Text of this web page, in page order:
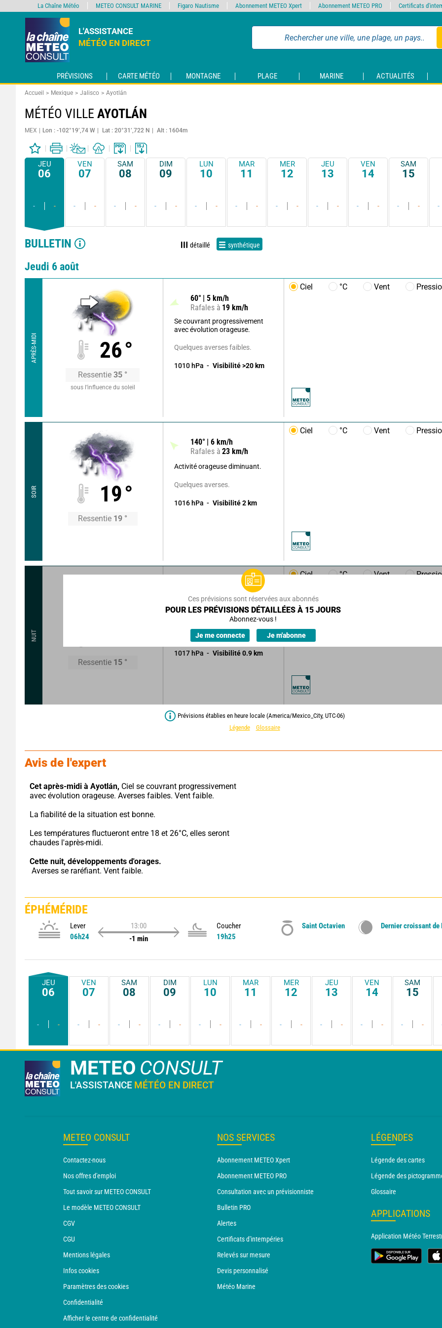
L'ASSISTANCE
MÉTÉO EN DIRECT
PRÉVISIONS CARTE MÉTÉO MONTAGNE PLAGE MARINE ACTUALITÉS
Accueil Mexique Jalisco Ayotlán
MÉTÉO VILLE AYOTLÁN
MEX Lon : -102°19’,74 W Lat : 20°31’,722 N Alt : 1604m
JEU
06
- -
VEN
07
- -
SAM
08
- -
DIM
09
- -
LUN
10
- -
MAR
11
- -
MER
12
- -
JEU
13
- -
VEN
14
- -
SAM
15
- - -
BULLETIN détaillé synthétique
Jeudi 6 août
APRÈS-MIDI 26°
Ressentie 35 °
sous l’influence du soleil
60° 5 km/h
Rafales à 19 km/h
Se couvrant progressivement
avec évolution orageuse.
Quelques averses faibles.
1010 hPa Visibilité >20 km
Ciel °C Vent
SOIR 19°
Ressentie 19 °
140° 6 km/h
Rafales à 23 km/h
Activité orageuse diminuant.
Quelques averses.
1016 hPa Visibilité 2 km
Ciel °C Vent
NUIT
Ressentie 15 °
Rafales à7 km/h
Brouillard se dissipant
lentement, puis éclaircies.
Faible risque d'averses.
1017 hPa Visibilité 0.9 km
Ciel °C Vent
Ces prévisions sont réservées aux abonnés
POUR LES PRÉVISIONS DÉTAILLÉES À 15 JOURS
Abonnez-vous !
Je me connecte Je m'abonne
Prévisions établies en heure locale (America/Mexico_City, UTC-06)
Légende
Glossaire
Avis de l'expert
Cet après-midi à Ayotlán, Ciel se couvrant progressivement
avec évolution orageuse. Averses faibles. Vent faible.
La fiabilité de la situation est bonne.
Les températures fluctueront entre 18 et 26°C, elles seront
chaudes l'après-midi.
Cette nuit, développements d'orages.
Averses se raréfiant. Vent faible.
ÉPHÉMÉRIDE
Lever
06h24
13:00
-1 min
Coucher
19h25
Saint Octavien Dernier croissant de
JEU
06
- -
VEN
07
- -
SAM
08
- -
DIM
09
- -
LUN
10
- -
MAR
11
- -
MER
12
- -
JEU
13
- -
VEN
14
- -
SAM
15
- -
METEO CONSULT
L'ASSISTANCE MÉTÉO EN DIRECT
METEO CONSULT
Contactez-nous
Nos offres d'emploi
Tout savoir sur METEO CONSULT
Le modèle METEO CONSULT
CGV
CGU
Mentions légales
Infos cookies
Paramètres des cookies
Confidentialité
Afficher le centre de confidentialité
NOS SERVICES
Abonnement METEO Xpert
Abonnement METEO PRO
Consultation avec un prévisionniste
Bulletin PRO
Alertes
Certificats d'intempéries
Relevés sur mesure
Devis personnalisé
Météo Marine
LÉGENDES
Légende des cartes
Légende des
Glossaire
APPLICATIONS
Application Météo
La Chaîne Météo METEO CONSULT MARINE Figaro Nautisme Abonnement METEO Xpert Abonnement METEO PRO Certificats